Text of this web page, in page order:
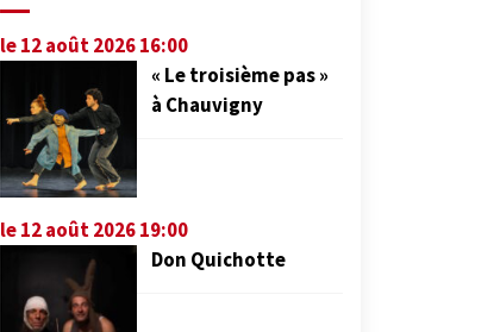
le 12 août 2026 16:00
« Le troisième pas »
à Chauvigny
le 12 août 2026 19:00
Don Quichotte